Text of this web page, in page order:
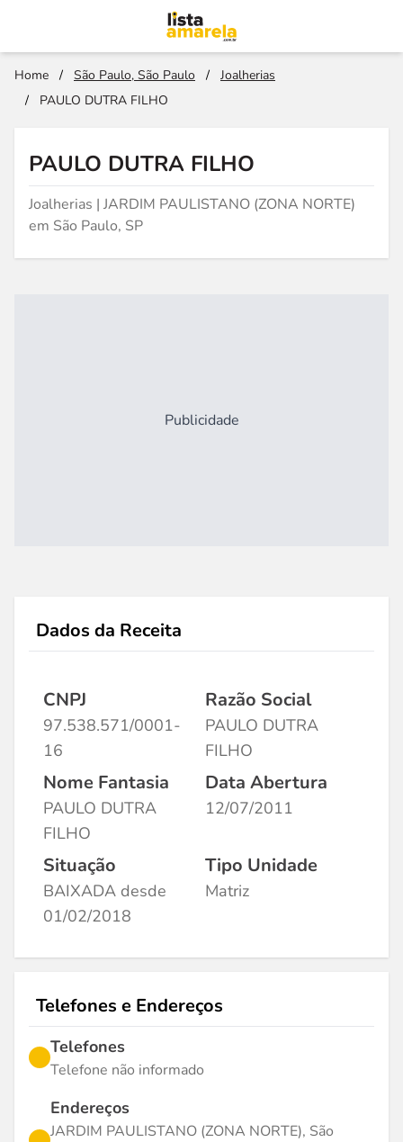
Home / São Paulo, São Paulo /
Joalherias
/
PAULO DUTRA FILHO
PAULO DUTRA FILHO
Joalherias | JARDIM PAULISTANO (ZONA NORTE)
em São Paulo, SP
Publicidade
Dados da Receita
CNPJ
97.538.571/0001-
16
Razão Social
PAULO DUTRA
FILHO
Nome Fantasia
PAULO DUTRA
FILHO
Data Abertura
12/07/2011
Situação
BAIXADA desde
01/02/2018
Tipo Unidade
Matriz
Telefones e Endereços
Telefones
Telefone não informado
Endereços
JARDIM PAULISTANO (ZONA NORTE), São